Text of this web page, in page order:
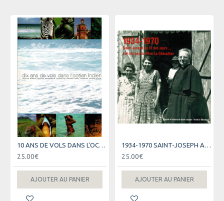
10 ANS DE VOLS DANS L'OCEAN INDIEN - AIR AUSTRAL
25.00€
AJOUTER AU PANIER
1934-1970 SAINT-JOSEPH AU FIL DES JOURS
25.00€
AJOUTER AU PANIER